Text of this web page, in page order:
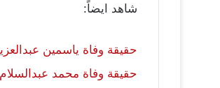
شاهد ايضاً:
حقيقة وفاة ياسمين
حقيقة وفاة محمد